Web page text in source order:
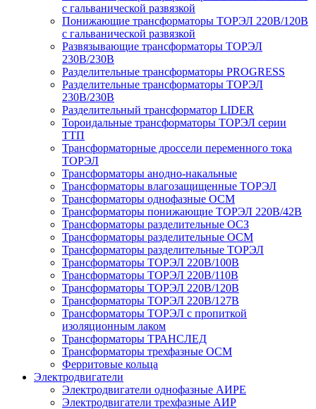
с гальванической развязкой
Понижающие трансформаторы ТОРЭЛ 220В/120В
с гальванической развязкой
Развязывающие трансформаторы ТОРЭЛ
230В/230В
Разделительные трансформаторы PROGRESS
Разделительные трансформаторы ТОРЭЛ
230В/230В
Разделительный трансформатор LIDER
Тороидальные трансформаторы ТОРЭЛ серии
ТТП
Трансформаторные дроссели переменного тока
ТОРЭЛ
Трансформаторы анодно-накальные
Трансформаторы влагозащищенные ТОРЭЛ
Трансформаторы однофазные ОСМ
Трансформаторы понижающие ТОРЭЛ 220В/42В
Трансформаторы разделительные ОСЗ
Трансформаторы разделительные ОСМ
Трансформаторы разделительные ТОРЭЛ
Трансформаторы ТОРЭЛ 220В/100В
Трансформаторы ТОРЭЛ 220В/110В
Трансформаторы ТОРЭЛ 220В/120В
Трансформаторы ТОРЭЛ 220В/127В
Трансформаторы ТОРЭЛ с пропиткой
изоляционным лаком
Трансформаторы ТРАНСЛЕД
Трансформаторы трехфазные ОСМ
Ферритовые кольца
Электродвигатели
Электродвигатели однофазные АИРЕ
Электродвигатели трехфазные АИР